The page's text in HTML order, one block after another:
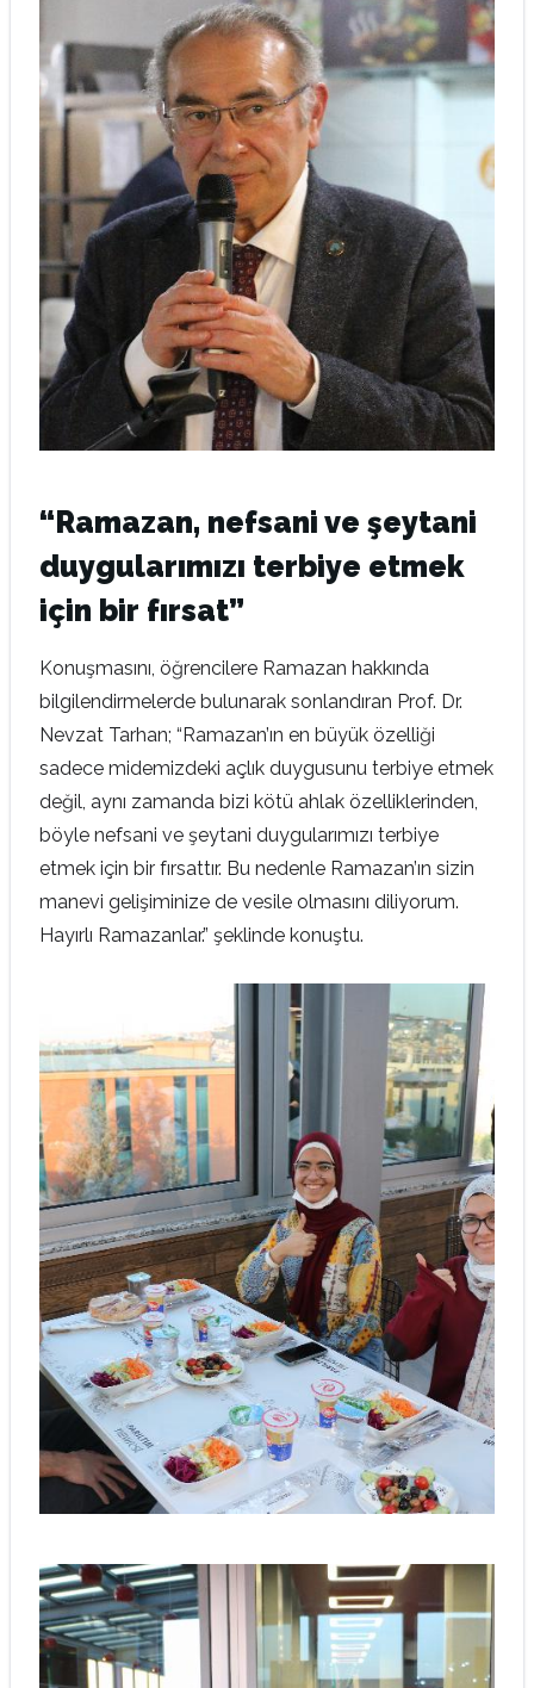
“Ramazan, nefsani ve şeytani
duygularımızı terbiye etmek
için bir fırsat”
Konuşmasını, öğrencilere Ramazan hakkında
bilgilendirmelerde bulunarak sonlandıran Prof. Dr.
Nevzat Tarhan; “Ramazan’ın en büyük özelliği
sadece midemizdeki açlık duygusunu terbiye etmek
değil, aynı zamanda bizi kötü ahlak özelliklerinden,
böyle nefsani ve şeytani duygularımızı terbiye
etmek için bir fırsattır. Bu nedenle Ramazan’ın sizin
manevi gelişiminize de vesile olmasını diliyorum.
Hayırlı Ramazanlar.” şeklinde konuştu.